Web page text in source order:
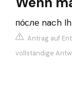
по́сле nach
Antrag auf
vollständige